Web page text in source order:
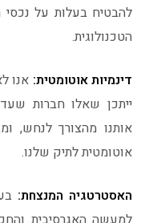
להבטיח בעלות על נכסי
הטכנולוגית.
דינמיות אוטומטית:
ייתכן שאלו חברות
אותנו מהצורך לנחש,
אוטומטית לתיק שלנו.
האסטרטגיה המנצחת: